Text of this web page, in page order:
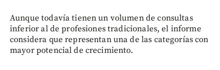
Aunque todavía tienen un volumen de consultas
inferior al de profesiones tradicionales, el informe
considera que representan una de las categorías con
mayor potencial de crecimiento.